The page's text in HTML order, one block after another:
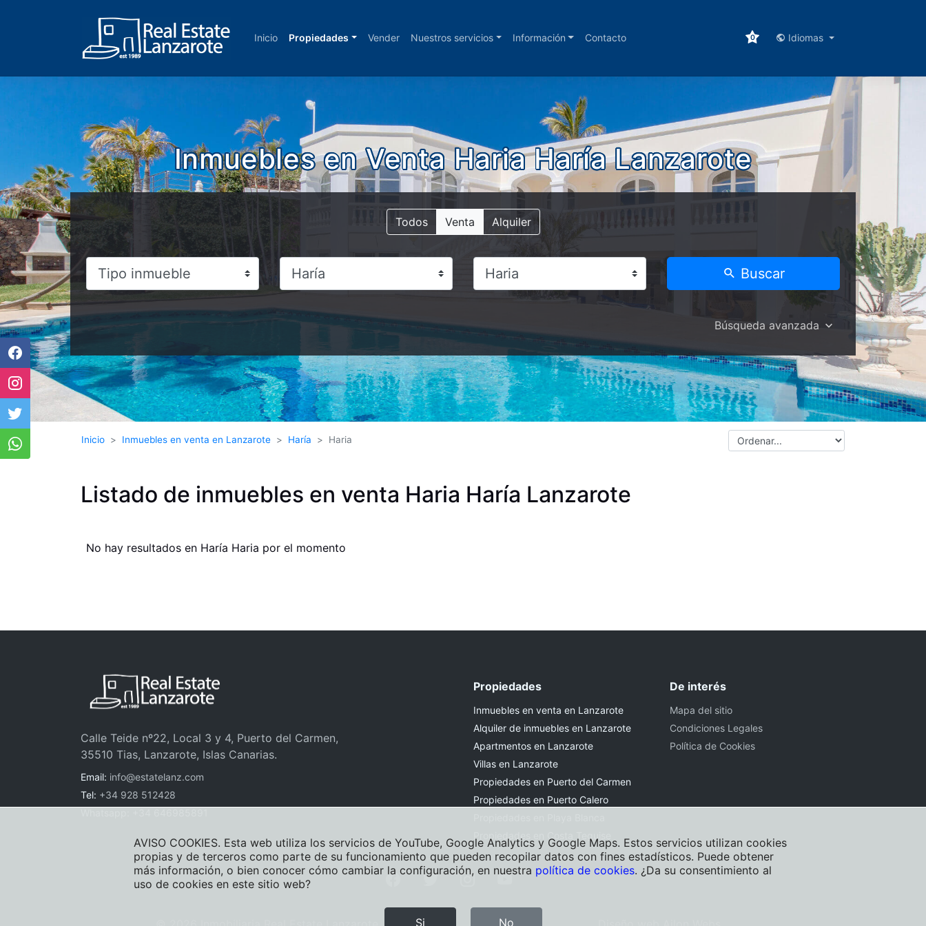
Inicio Propiedades Vender Nuestros servicios Información Contacto 0 Idiomas
Inmuebles en Venta Haria Haría Lanzarote
Todos Venta Alquiler
Buscar
Búsqueda avanzada
Inicio Inmuebles en venta en Lanzarote Haría Haria
Listado de inmuebles en venta Haria Haría Lanzarote
No hay resultados en Haría Haria por el momento
Calle Teide nº22, Local 3 y 4, Puerto del Carmen,
35510 Tias, Lanzarote, Islas Canarias.
Email: info@estatelanz.com
Tel: +34 928 512428
Propiedades
Inmuebles en venta en Lanzarote
Alquiler de inmuebles en Lanzarote
Apartmentos en Lanzarote
Villas en Lanzarote
Propiedades en Puerto del Carmen
Propiedades en Puerto Calero
De interés
Mapa del sitio
Condiciones Legales
Política de Cookies
AVISO COOKIES. Esta web utiliza los servicios de YouTube, Google Analytics y Google Maps. Estos servicios utilizan cookies
propias y de terceros como parte de su funcionamiento que pueden recopilar datos con fines estadísticos. Puede obtener
más información, o bien conocer cómo cambiar la configuración, en nuestra política de cookies. ¿Da su consentimiento al
uso de cookies en este sitio web?
Si No